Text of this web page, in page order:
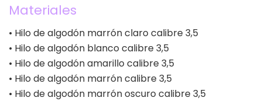
Materiales
• Hilo de algodón marrón claro calibre 3,5
• Hilo de algodón blanco calibre 3,5
• Hilo de algodón amarillo calibre 3,5
• Hilo de algodón marrón calibre 3,5
• Hilo de algodón marrón oscuro calibre 3,5